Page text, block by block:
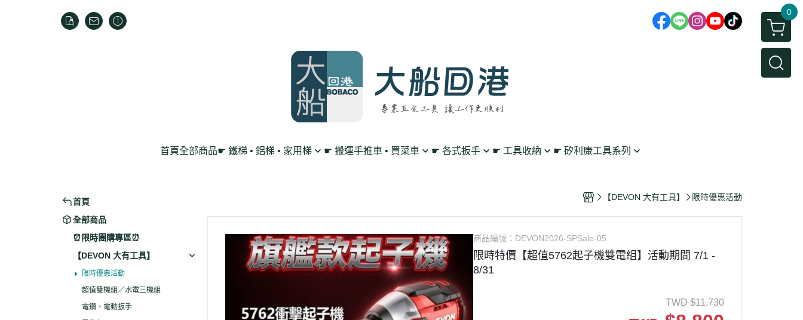
0
首頁全部商品☛ 鐵梯 • 鋁梯 • 家用梯 ☛ 搬運手推車 • 買菜車
L型平板手推車
高載重手推車系列
多層工作推車
搬運器 • 搬運工具
☛ 各式扳手
搖頭 棘輪扳手
扳手套裝組 • 工具組
套筒 工具扳手
六角 • 球型 • 星型扳手
☛ 工具收納
零件收納盤 • 放置架
透明無塵背包
☛ 矽利康工具系列
首頁
全部商品
⏰限時團購專區⏰
【DEVON 大有工具】
限時優惠活動
超值雙機組／水電三機組
電鑽、電動扳手
【DEVON 大有工具】 限時優惠活動
商品編號： DEVON2026-SPSale-05
限時特價【超值5762起子機雙電組】活動期間 7/1 -
8/31
TWD $11,730